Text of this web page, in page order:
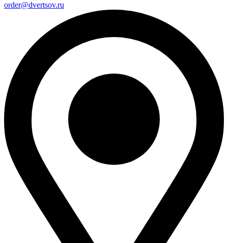
order@dvertsov.ru